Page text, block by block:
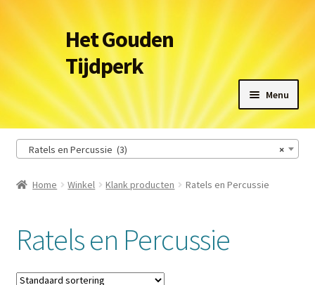
naar
navigatie
de
inhoud
Het Gouden
Tijdperk
Menu
Winkel
Contact
Winkelmand
×
Ratels en Percussie (3)
Home Winkel Klank producten Ratels en Percussie
Ratels en Percussie